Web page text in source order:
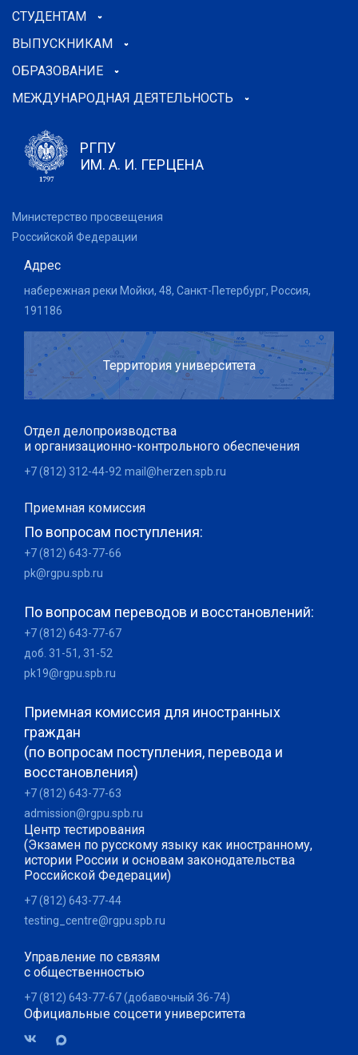
СТУДЕНТАМ
ВЫПУСКНИКАМ
ОБРАЗОВАНИЕ
МЕЖДУНАРОДНАЯ ДЕЯТЕЛЬНОСТЬ
РГПУ
ИМ. А. И. ГЕРЦЕНА
Министерство просвещения
Российской Федерации
Адрес
набережная реки Мойки, 48, Санкт-Петербург, Россия,
191186
Территория университета
Отдел делопроизводства
и организационно-контрольного обеспечения
+7 (812) 312-44-92 mail@herzen.spb.ru
Приемная комиссия
По вопросам поступления:
+7 (812) 643-77-66
pk@rgpu.spb.ru
По вопросам переводов и восстановлений:
+7 (812) 643-77-67
доб. 31-51, 31-52
pk19@rgpu.spb.ru
Приемная комиссия для иностранных
граждан
(по вопросам поступления, перевода и
восстановления)
+7 (812) 643-77-63
admission@rgpu.spb.ru
Центр тестирования
(Экзамен по русскому языку как иностранному,
истории России и основам законодательства
Российской Федерации)
+7 (812) 643-77-44
testing_centre@rgpu.spb.ru
Управление по связям
с общественностью
+7 (812) 643-77-67 (добавочный 36-74)
Официальные соцсети университета